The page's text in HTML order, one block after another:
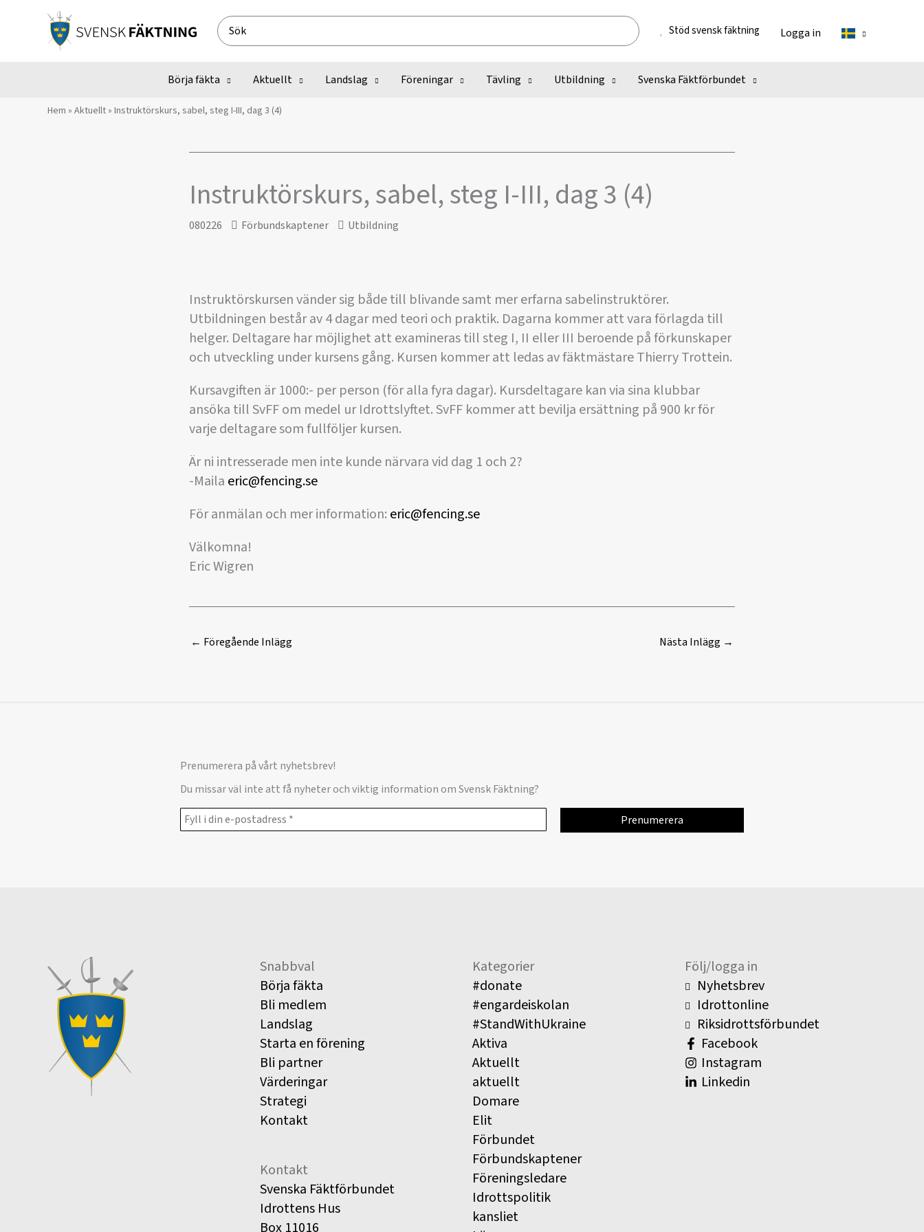
Search
for:
Stöd svensk fäktning Logga in
Börja fäkta Aktuellt Landslag Föreningar Tävling Utbildning Svenska Fäktförbundet
Hem » Aktuellt» Instruktörskurs, sabel, steg I-III, dag 3 (4)
Instruktörskurs, sabel, steg I-III, dag 3 (4)
080226 Förbundskaptener Utbildning
Instruktörskursen vänder sig både till blivande samt mer erfarna sabelinstruktörer.
Utbildningen består av 4 dagar med teori och praktik. Dagarna kommer att vara förlagda till
helger. Deltagare har möjlighet att examineras till steg I, II eller III beroende på förkunskaper
och utveckling under kursens gång. Kursen kommer att ledas av fäktmästare Thierry Trottein.
Kursavgiften är 1000:- per person (för alla fyra dagar). Kursdeltagare kan via sina klubbar
ansöka till SvFF om medel ur Idrottslyftet. SvFF kommer att bevilja ersättning på 900 kr för
varje deltagare som fullföljer kursen.
Är ni intresserade men inte kunde närvara vid dag 1 och 2?
-Maila eric@fencing.se
För anmälan och mer information: eric@fencing.se
Välkomna!
Eric Wigren
← Föregående Inlägg Nästa Inlägg →
Prenumerera på vårt nyhetsbrev!
Du missar väl inte att få nyheter och viktig information om Svensk Fäktning?
Snabbval
Börja fäkta
Bli medlem
Landslag
Starta en förening
Bli partner
Värderingar
Strategi
Kontakt
Kontakt
Svenska Fäktförbundet
Idrottens Hus
Box 11016
Kategorier
#donate
#engardeiskolan
#StandWithUkraine
Aktiva
Aktuellt
aktuellt
Domare
Elit
Förbundet
Förbundskaptener
Föreningsledare
Idrottspolitik
kansliet
Följ/logga in
Nyhetsbrev
Idrottonline
Riksidrottsförbundet
Facebook
Instagram
Linkedin